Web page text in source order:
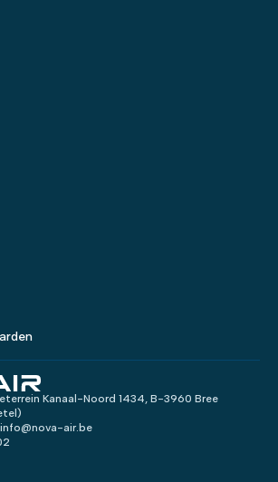
info@nova-air.be
Kanaal-Noord 1434, B-3960 Bree